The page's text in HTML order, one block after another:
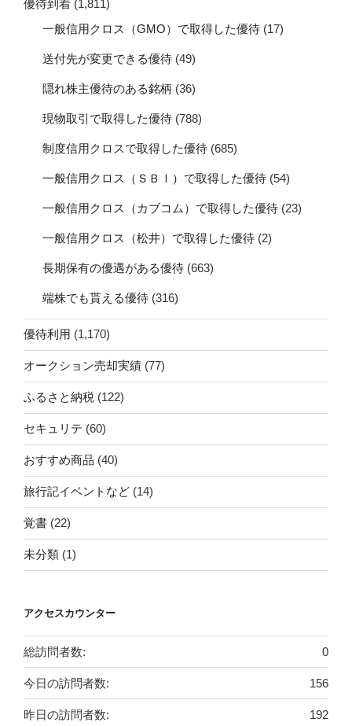
優待到着 (1,811)
一般信用クロス（GMO）で取得した優待 (17)
送付先が変更できる優待 (49)
隠れ株主優待のある銘柄 (36)
現物取引で取得した優待 (788)
制度信用クロスで取得した優待 (685)
一般信用クロス（ＳＢＩ）で取得した優待 (54)
一般信用クロス（カブコム）で取得した優待 (23)
一般信用クロス（松井）で取得した優待 (2)
長期保有の優遇がある優待 (663)
端株でも貰える優待 (316)
優待利用 (1,170)
オークション売却実績 (77)
ふるさと納税 (122)
セキュリテ (60)
おすすめ商品 (40)
旅行記イベントなど (14)
覚書 (22)
未分類 (1)
アクセスカウンター
0
総訪問者数:
156
今日の訪問者数:
192
昨日の訪問者数: